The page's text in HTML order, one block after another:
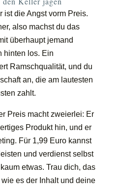
ist die Angst vorm Preis.
also machst du das
überhaupt jemand
hinten los. Ein
Ramschqualität, und du
an, die am lautesten
zahlt.
Preis macht zweierlei: Er
Produkt hin, und er
Für 1,99 Euro kannst
und verdienst selbst
etwas. Trau dich, das
es der Inhalt und deine